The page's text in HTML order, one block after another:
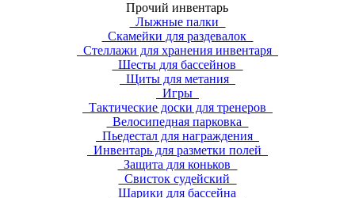
Прочий инвентарь
Лыжные палки
Скамейки для раздевалок
Стеллажи для хранения инвентаря
Шесты для бассейнов
Щиты для метания
Игры
Тактические доски для тренеров
Велосипедная парковка
Пьедестал для награждения
Инвентарь для разметки полей
Защита для коньков
Свисток судейский
Шарики для бассейна